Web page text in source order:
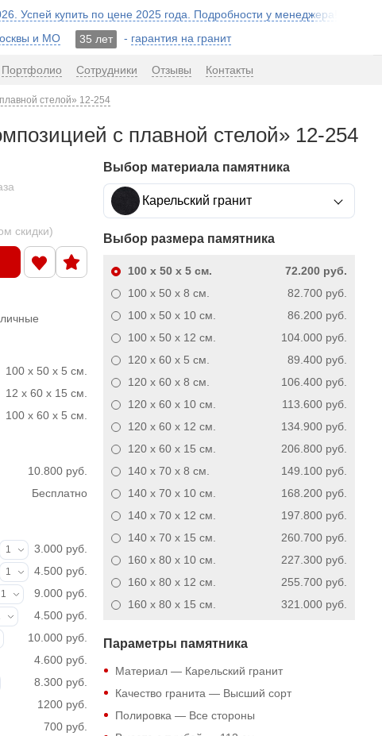
Успей купить по цене 2025 года. Подробности у менеджера!
и МО 35 лет - гарантия на гранит
Портфолио Сотрудники Отзывы Контакты
стелой» 12-254
с плавной стелой» 12-254
скидки)
100 x 50 x 5 см.
12 x 60 x 15 см.
100 x 60 x 5 см.
10.800 руб.
Бесплатно
1
3.000 руб.
1
4.500 руб.
1
9.000 руб.
4.500 руб.
10.000 руб.
4.600 руб.
8.300 руб.
1200 руб.
700 руб.
Выбор материала памятника
Карельский гранит
Выбор размера памятника
72.200 руб.
100 x 50 x 5см.
82.700 руб.
100 x 50 x 8 см.
86.200 руб.
100 x 50 x 10см.
104.000 руб.
100 x 50 x 12 см.
89.400 руб.
120 x 60 x 5 см.
106.400 руб.
120 x 60 x 8 см.
113.600 руб.
120 x 60 x 10см.
134.900 руб.
120 x 60 x 12 см.
206.800 руб.
120 x 60 x 15 см.
149.100 руб.
140 x 70 x 8 см.
168.200 руб.
140 x 70 x 10см.
197.800 руб.
140 x 70 x 12 см.
260.700 руб.
140 x 70 x 15 см.
227.300 руб.
160 x 80 x 10см.
255.700 руб.
160 x 80 x 12 см.
321.000 руб.
160 x 80 x 15 см.
Параметры памятника
Материал — Карельский гранит
Качество гранита — Высший сорт
Полировка — Все стороны